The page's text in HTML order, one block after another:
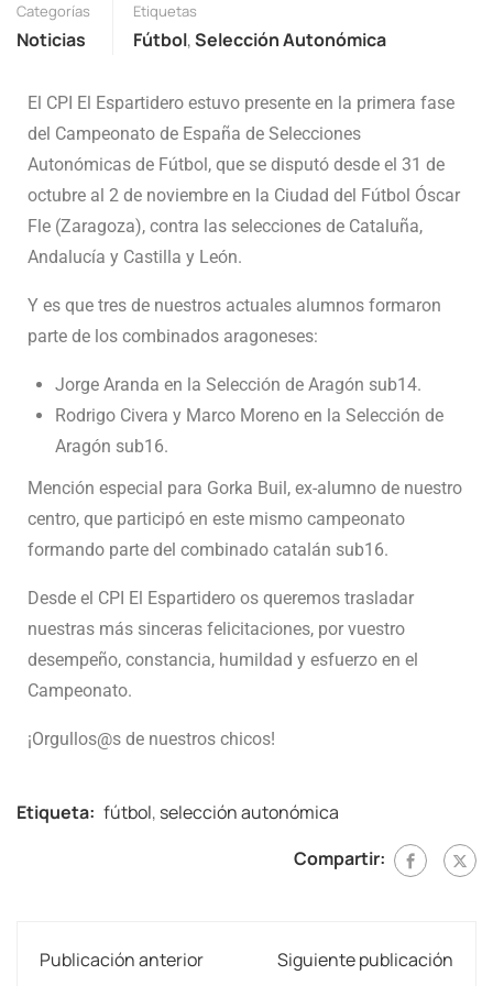
Categorías
Noticias
Etiquetas
Fútbol,Selección Autonómica
El CPI El Espartidero estuvo presente en la primera fase
del Campeonato de España de Selecciones
Autonómicas de Fútbol, que se disputó desde el 31 de
octubre al 2 de noviembre en la Ciudad del Fútbol Óscar
Fle (Zaragoza), contra las selecciones de Cataluña,
Andalucía y Castilla y León.
Y es que tres de nuestros actuales alumnos formaron
parte de los combinados aragoneses:
Jorge Aranda en la Selección de Aragón sub14.
Rodrigo Civera y Marco Moreno en la Selección de
Aragón sub16.
Mención especial para Gorka Buil, ex-alumno de nuestro
centro, que participó en este mismo campeonato
formando parte del combinado catalán sub16.
Desde el CPI El Espartidero os queremos trasladar
nuestras más sinceras felicitaciones, por vuestro
desempeño, constancia, humildad y esfuerzo en el
Campeonato.
¡Orgullos@s de nuestros chicos!
Etiqueta: fútbol, selección autonómica
Compartir:
Publicación anterior
Siguiente publicación